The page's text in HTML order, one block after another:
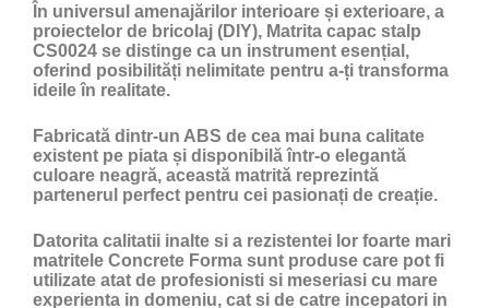
În universul amenajărilor interioare și exterioare, a
proiectelor de bricolaj (DIY), Matrita capac stalp
CS0024 se distinge ca un instrument esențial,
oferind posibilități nelimitate pentru a-ți transforma
ideile în realitate.
Fabricată dintr-un ABS de cea mai buna calitate
existent pe piata și disponibilă într-o elegantă
culoare neagră, această matrită reprezintă
partenerul perfect pentru cei pasionați de creație.
Datorita calitatii inalte si a rezistentei lor foarte mari
matritele Concrete Forma sunt produse care pot fi
utilizate atat de profesionisti si meseriasi cu mare
experienta in domeniu, cat si de catre incepatori in